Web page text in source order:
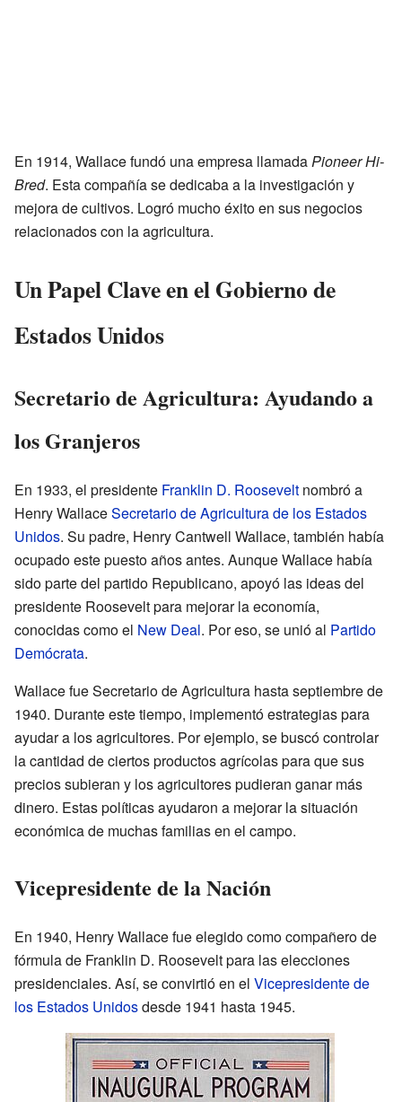
En 1914, Wallace fundó una empresa llamadaPioneer Hi-
Bred. Esta compañía se dedicaba a la investigación y
mejora de cultivos. Logró mucho éxito en sus negocios
relacionados con la agricultura.
Un Papel Clave en el Gobierno de
Estados Unidos
Secretario de Agricultura: Ayudando a
los Granjeros
En 1933, el presidente Franklin D. Roosevelt nombró a
Henry WallaceSecretario de Agricultura de los Estados
Unidos. Su padre, Henry Cantwell Wallace, también había
ocupado este puesto años antes. Aunque Wallace había
sido parte del partido Republicano, apoyó las ideas del
presidente Roosevelt para mejorar la economía,
conocidas como el New Deal. Por eso, se unió al Partido
Demócrata.
Wallace fue Secretario de Agricultura hasta septiembre de
1940. Durante este tiempo, implementó estrategias para
ayudar a los agricultores. Por ejemplo, se buscó controlar
la cantidad de ciertos productos agrícolas para que sus
precios subieran y los agricultores pudieran ganar más
dinero. Estas políticas ayudaron a mejorar la situación
económica de muchas familias en el campo.
Vicepresidente de la Nación
En 1940, Henry Wallace fue elegido como compañero de
fórmula de Franklin D. Roosevelt para las elecciones
presidenciales. Así, se convirtió en el Vicepresidente de
los Estados Unidosdesde 1941 hasta 1945.